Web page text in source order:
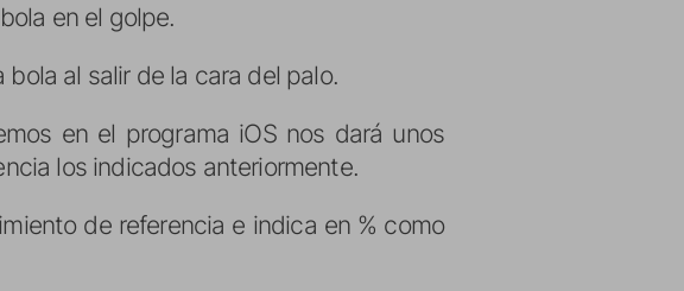
en el golpe.
al salir de la cara del palo.
en el programa iOS nos dará unos
los indicados anteriormente.
de referencia e indica en % como